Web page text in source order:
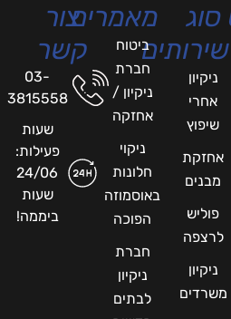
סוג
שירותים
ניקיון
אחרי
שיפוץ
אחזקת
מבנים
פוליש
לרצפה
ניקיון
משרדים
מאמרים
ביטוח
חברת
ניקיון /
אחזקה
ניקוי
חלונות
באוסמוזה
הפוכה
חברת
ניקיון
לבתים
צור
קשר
03-
3815558
שעות
פעילות:
24/06
שעות
ביממה!